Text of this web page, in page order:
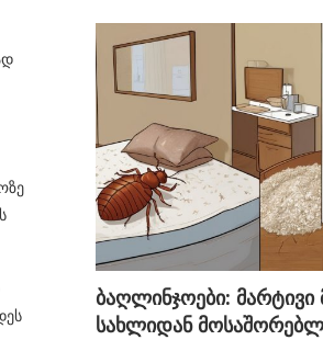
ბაღლინჯოები:
სახლიდან